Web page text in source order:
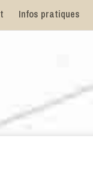
Infos pratiques